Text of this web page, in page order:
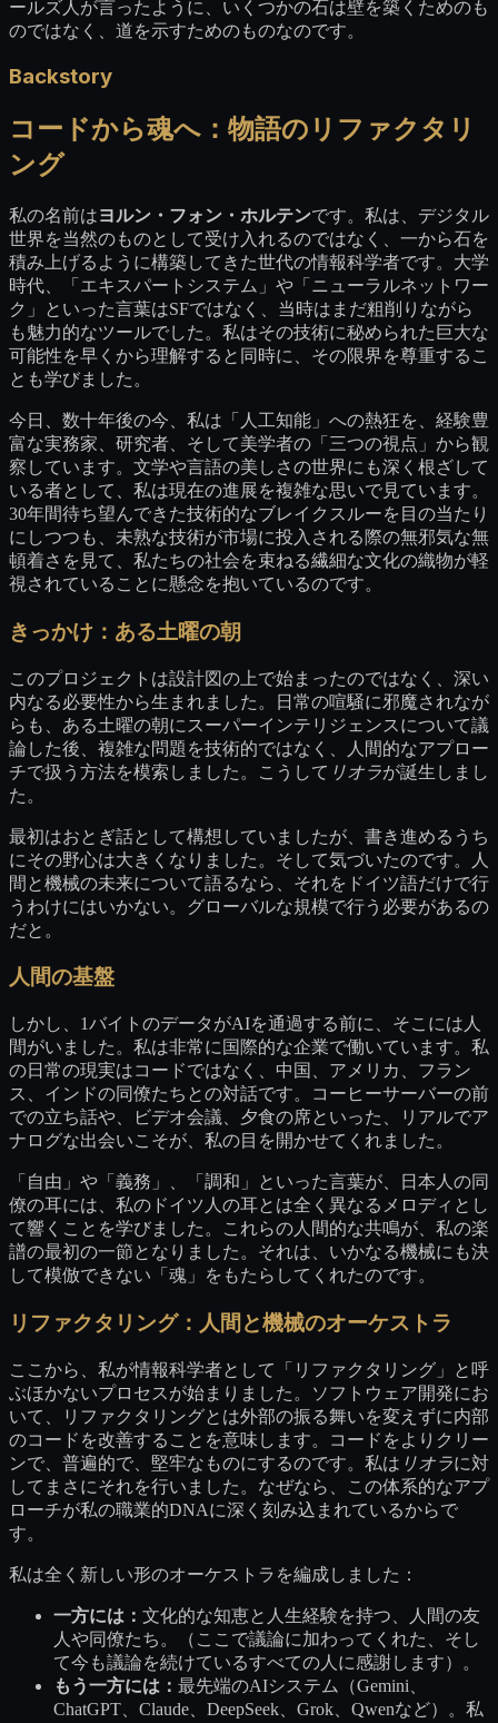
ールズ人が言ったように、いくつかの石は壁を築くためのも
のではなく、道を示すためのものなのです。
Backstory
コードから魂へ：物語のリファクタリ
ング
私の名前はヨルン・フォン・ホルテンです。私は、デジタル
世界を当然のものとして受け入れるのではなく、一から石を
積み上げるように構築してきた世代の情報科学者です。大学
時代、「エキスパートシステム」や「ニューラルネットワー
ク」といった言葉はSFではなく、当時はまだ粗削りながら
も魅力的なツールでした。私はその技術に秘められた巨大な
可能性を早くから理解すると同時に、その限界を尊重するこ
とも学びました。
今日、数十年後の今、私は「人工知能」への熱狂を、経験豊
富な実務家、研究者、そして美学者の「三つの視点」から観
察しています。文学や言語の美しさの世界にも深く根ざして
いる者として、私は現在の進展を複雑な思いで見ています。
30年間待ち望んできた技術的なブレイクスルーを目の当たり
にしつつも、未熟な技術が市場に投入される際の無邪気な無
頓着さを見て、私たちの社会を束ねる繊細な文化の織物が軽
視されていることに懸念を抱いているのです。
きっかけ：ある土曜の朝
このプロジェクトは設計図の上で始まったのではなく、深い
内なる必要性から生まれました。日常の喧騒に邪魔されなが
らも、ある土曜の朝にスーパーインテリジェンスについて議
論した後、複雑な問題を技術的ではなく、人間的なアプロー
チで扱う方法を模索しました。こうして リオラが誕生しまし
た。
最初はおとぎ話として構想していましたが、書き進めるうち
にその野心は大きくなりました。そして気づいたのです。人
間と機械の未来について語るなら、それをドイツ語だけで行
うわけにはいかない。グローバルな規模で行う必要があるの
だと。
人間の基盤
しかし、1バイトのデータがAIを通過する前に、そこには人
間がいました。私は非常に国際的な企業で働いています。私
の日常の現実はコードではなく、中国、アメリカ、フラン
ス、インドの同僚たちとの対話です。コーヒーサーバーの前
での立ち話や、ビデオ会議、夕食の席といった、リアルでア
ナログな出会いこそが、私の目を開かせてくれました。
「自由」や「義務」、「調和」といった言葉が、日本人の同
僚の耳には、私のドイツ人の耳とは全く異なるメロディとし
て響くことを学びました。これらの人間的な共鳴が、私の楽
譜の最初の一節となりました。それは、いかなる機械にも決
して模倣できない「魂」をもたらしてくれたのです。
リファクタリング：人間と機械のオーケストラ
ここから、私が情報科学者として「リファクタリング」と呼
ぶほかないプロセスが始まりました。ソフトウェア開発にお
いて、リファクタリングとは外部の振る舞いを変えずに内部
のコードを改善することを意味します。コードをよりクリー
ンで、普遍的で、堅牢なものにするのです。私は リオラに対
してまさにそれを行いました。なぜなら、この体系的なアプ
ローチが私の職業的DNAに深く刻み込まれているからで
す。
私は全く新しい形のオーケストラを編成しました：
一方には： 文化的な知恵と人生経験を持つ、人間の友
人や同僚たち。（ここで議論に加わってくれた、そし
て今も議論を続けているすべての人に感謝します）。
もう一方には： 最先端のAIシステム（Gemini、
ChatGPT、Claude、DeepSeek、Grok、Qwenなど）。私